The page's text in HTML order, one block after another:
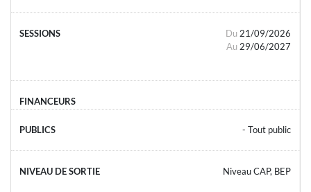
Du 21/09/2026
Au 29/06/2027
- Tout public
Niveau CAP, BEP